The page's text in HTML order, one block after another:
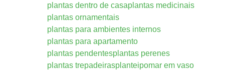
plantas dentro de casaplantas medicinais
plantas ornamentais
plantas para ambientes internos
plantas para apartamento
plantas pendentesplantas perenes
plantas trepadeirasplanteipomar em vaso